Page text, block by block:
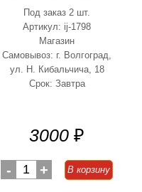
Под заказ 2 шт.
Артикул: ij-1798
Магазин
Самовывоз: г. Волгоград,
ул. Н. Кибальчича, 18
Срок: Завтра
3000 ₽
- 1 + В корзину